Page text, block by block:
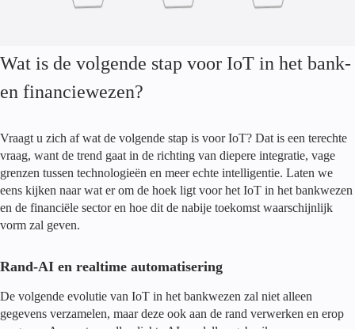
Wat is de volgende stap voor IoT in het bank-
en financiewezen?
Vraagt u zich af wat de volgende stap is voor IoT? Dat is een terechte
vraag, want de trend gaat in de richting van diepere integratie, vage
grenzen tussen technologieën en meer echte intelligentie. Laten we
eens kijken naar wat er om de hoek ligt voor het IoT in het bankwezen
en de financiële sector en hoe dit de nabije toekomst waarschijnlijk
vorm zal geven.
Rand-AI en realtime automatisering
De volgende evolutie van IoT in het bankwezen zal niet alleen
gegevens verzamelen, maar deze ook aan de rand verwerken en erop